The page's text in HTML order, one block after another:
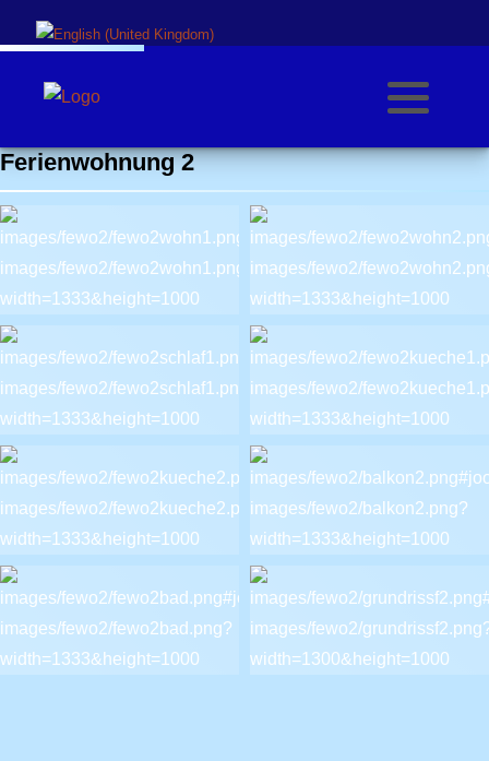
Sprache auswählen
Ferienwohnung 2